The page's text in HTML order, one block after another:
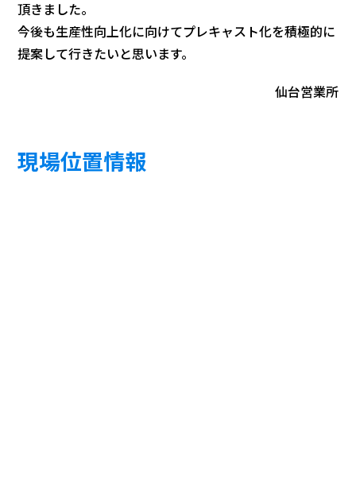
頂きました。
今後も生産性向上化に向けてプレキャスト化を積極的に
提案して行きたいと思います。
仙台営業所
現場位置情報